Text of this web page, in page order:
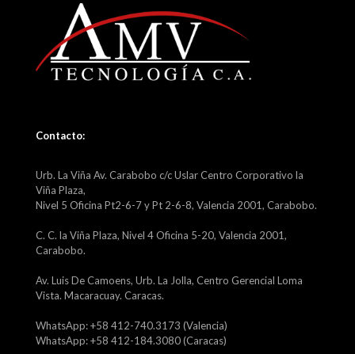
Contacto:
Urb. La Viña Av. Carabobo c/c Uslar Centro Corporativo la
Viña Plaza,
Nivel 5 Oficina Pt2-6-7 y Pt 2-6-8, Valencia 2001, Carabobo.
C. C. la Viña Plaza, Nivel 4 Oficina 5-20, Valencia 2001,
Carabobo.
Av. Luis De Camoens, Urb. La Jolla, Centro Gerencial Loma
Vista. Macaracuay. Caracas.
WhatsApp: +58 412-740.3173 (Valencia)
WhatsApp: +58 412-184.3080 (Caracas)